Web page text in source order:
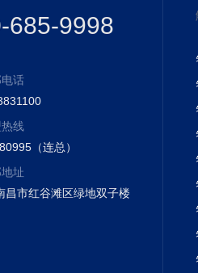
帐务统计查询、上机激励机制等
设备管理：管理机房设备使用、
及设备清单备档。如：电脑、外
系统功能：管理各种上机参数、
分级管理、用户登陆、数据备份
查询统计：分级分权查询统计上
双硬
685-9998
话
线
（连总）
址
昌市红谷滩区绿地双子楼